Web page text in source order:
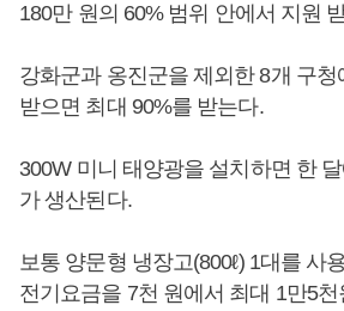
180만 원의 60% 범위 안에서 지원
강화군과 옹진군을 제외한 8개 구
받으면 최대 90%를 받는다.
300W 미니 태양광을 설치하면 한 달
가 생산된다.
보통 양문형 냉장고(800ℓ) 1대를 사
전기요금을 7천 원에서 최대 1만5